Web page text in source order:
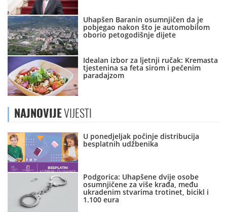
Uhapšen Baranin osumnjičen da je
pobjegao nakon što je automobilom
oborio petogodišnje dijete
Idealan izbor za ljetnji ručak: Kremasta
tjestenina sa feta sirom i pečenim
paradajzom
NAJNOVIJEVIJESTI
U ponedjeljak počinje distribucija
besplatnih udžbenika
Podgorica: Uhapšene dvije osobe
osumnjičene za više krađa, među
ukradenim stvarima trotinet, bicikl i
1.100 eura